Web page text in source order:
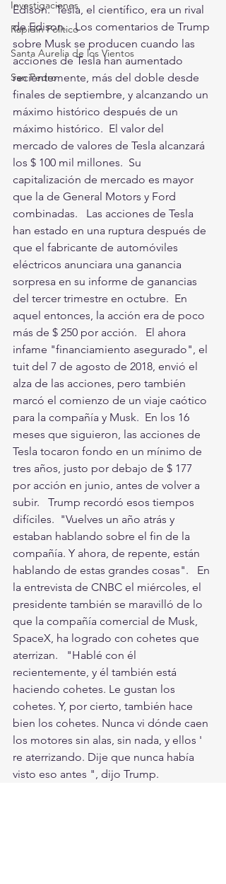
Investigaciones
Rapidín Político
Santa Aurelia de los Vientos
San Pedro
Edison.  Tesla, el científico, era un rival
de Edison.   Los comentarios de Trump
sobre Musk se producen cuando las
acciones de Tesla han aumentado
recientemente, más del doble desde
finales de septiembre, y alcanzando un
máximo histórico después de un
máximo histórico.  El valor del
mercado de valores de Tesla alcanzará
los $ 100 mil millones.  Su
capitalización de mercado es mayor
que la de General Motors y Ford
combinadas.   Las acciones de Tesla
han estado en una ruptura después de
que el fabricante de automóviles
eléctricos anunciara una ganancia
sorpresa en su informe de ganancias
del tercer trimestre en octubre.  En
aquel entonces, la acción era de poco
más de $ 250 por acción.   El ahora
infame "financiamiento asegurado", el
tuit del 7 de agosto de 2018, envió el
alza de las acciones, pero también
marcó el comienzo de un viaje caótico
para la compañía y Musk.  En los 16
meses que siguieron, las acciones de
Tesla tocaron fondo en un mínimo de
tres años, justo por debajo de $ 177
por acción en junio, antes de volver a
subir.   Trump recordó esos tiempos
difíciles.  "Vuelves un año atrás y
estaban hablando sobre el fin de la
compañía. Y ahora, de repente, están
hablando de estas grandes cosas".   En
la entrevista de CNBC el miércoles, el
presidente también se maravilló de lo
que la compañía comercial de Musk,
SpaceX, ha logrado con cohetes que
aterrizan.   "Hablé con él
recientemente, y él también está
haciendo cohetes. Le gustan los
cohetes. Y, por cierto, también hace
bien los cohetes. Nunca vi dónde caen
los motores sin alas, sin nada, y ellos '
re aterrizando. Dije que nunca había
visto eso antes ", dijo Trump.